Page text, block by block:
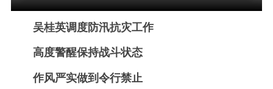
吴桂英调度防汛抗灾工作
高度警醒保持战斗状态
作风严实做到令行禁止